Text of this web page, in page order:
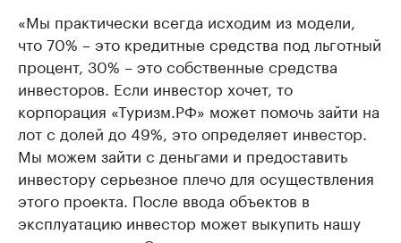
«Мы практически всегда исходим из модели,
что 70% – это кредитные средства под льготный
процент, 30% – это собственные средства
инвесторов. Если инвестор хочет, то
корпорация «Туризм.РФ» может помочь зайти на
лот с долей до 49%, это определяет инвестор.
Мы можем зайти с деньгами и предоставить
инвестору серьезное плечо для осуществления
этого проекта. После ввода объектов в
эксплуатацию инвестор может выкупить нашу